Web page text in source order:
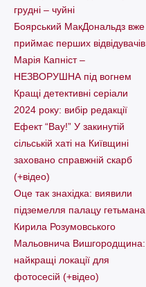
грудні – чуйні
Боярський МакДональдз вже
приймає перших відвідувачів
Марія Капніст –
НЕЗВОРУШНА під вогнем
Кращі детективні серіали
2024 року: вибір редакції
Ефект “Вау!” У закинутій
сільській хаті на Київщині
заховано справжній скарб
(+відео)
Оце так знахідка: виявили
підземелля палацу гетьмана
Кирила Розумовського
Мальовнича Вишгородщина:
найкращі локації для
фотосесій (+відео)